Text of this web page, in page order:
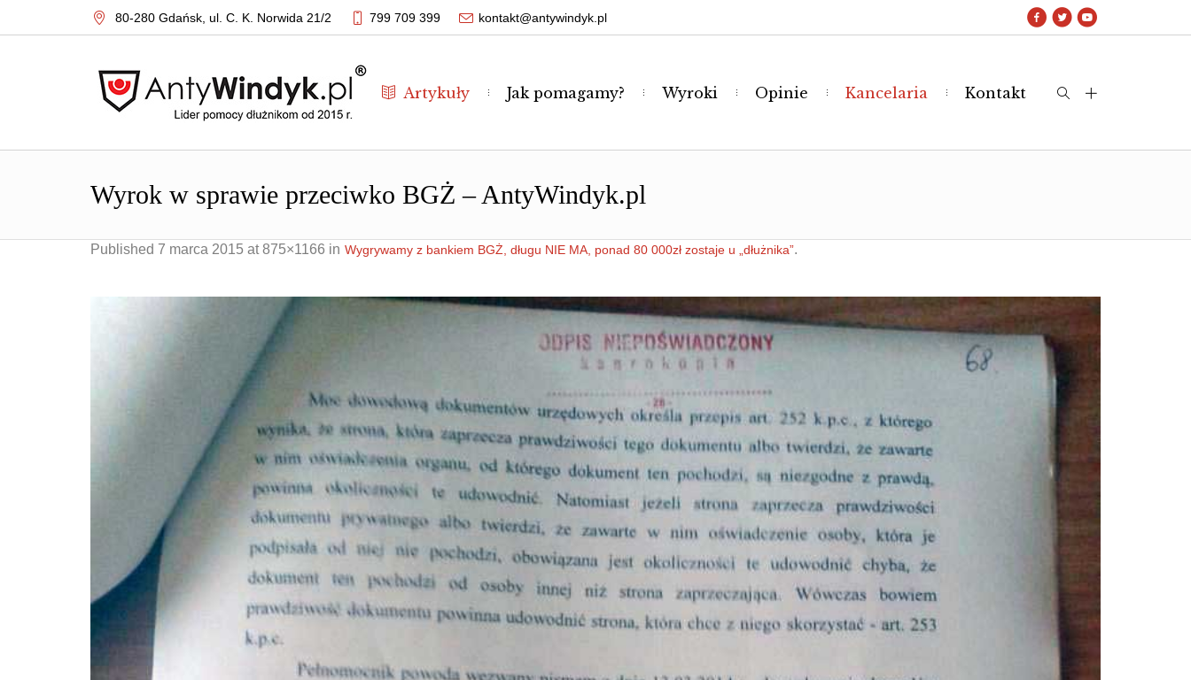
Obrona w sądzie
Reprezentacja procesowa
Doradztwo prawne
Doradztwo & konsulting
Negocjacje z wierzycielami
80-280 Gdańsk, ul. C. K. Norwida 21/2 799 709 399 kontakt@antywindyk.pl
Artykuły Jak pomagamy? Wyroki Opinie Kancelaria Kontakt
Wyrok w sprawie przeciwko BGŻ – AntyWindyk.pl
Published 7 marca 2015 at 875×1166 in Wygrywamy z bankiem BGŻ, długu NIE MA, ponad 80 000zł zostaje u „dłużnika”.